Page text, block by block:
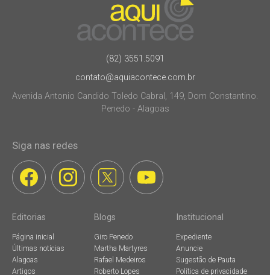
(82) 3551.5091
contato@aquiacontece.com.br
Avenida Antonio Candido Toledo Cabral, 149, Dom Constantino.
Penedo - Alagoas
Siga nas redes
Editorias
Página inicial
Últimas notícias
Alagoas
Artigos
Blogs
Giro Penedo
Martha Martyres
Rafael Medeiros
Roberto Lopes
Institucional
Expediente
Anuncie
Sugestão de Pauta
Política de privacidade